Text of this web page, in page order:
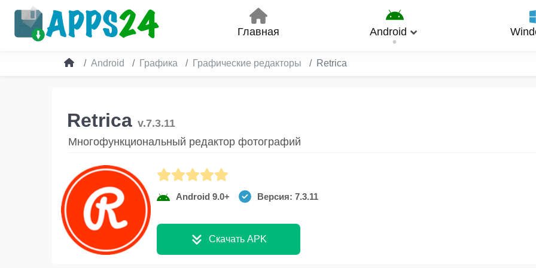
Главная Android
Android Графика Графические редакторы Retrica
Retrica v.7.3.11
Многофункциональный редактор фотографий
Android 9.0+ Версия: 7.3.11
Скачать APK